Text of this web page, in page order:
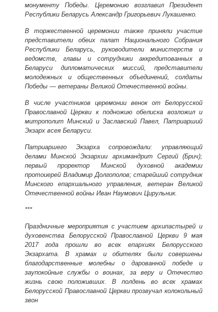
монументу Победы. Церемонию возглавил Президент
Республики Беларусь Александр Григорьевич Лукашенко.
В торжественной церемонии также приняли участие
представители обеих палат Национального Собрания
Республики Беларусь, руководители министерств и
ведомств, главы и сотрудники аккредитованных в
Беларуси дипломатических миссий, представители
молодежных и общественных объединений, солдаты
Победы — ветераны Великой Отечественной войны.
В числе участников церемонии венок от Белорусской
Православной Церкви к подножию обелиска возложил и
митрополит Минский и Заславский Павел, Патриарший
Экзарх всея Беларуси.
Патриаршего Экзарха сопровождали: управляющий
делами Минской Экзархии архимандрит Сергий (Брич);
первый проректор Минской духовной академии
протоиерей Владимир Долгополов; старейший сотрудник
Минского епархиального управления, ветеран Великой
Отечественной войны Иван Наумович Цирульник.
***
Праздничные мероприятия с участием архипастырей и
духовенства Белорусской Православной Церкви 9 мая
2017 года прошли во всех епархиях Белорусского
Экзархата. В храмах и обителях были совершены
благодарственные молебны о дарованной победе и
заупокойные службы о воинах, за веру и Отечество
жизнь свою положивших. В полдень во всех храмах
Белорусской Православной Церкви прозвучал колокольный
звон